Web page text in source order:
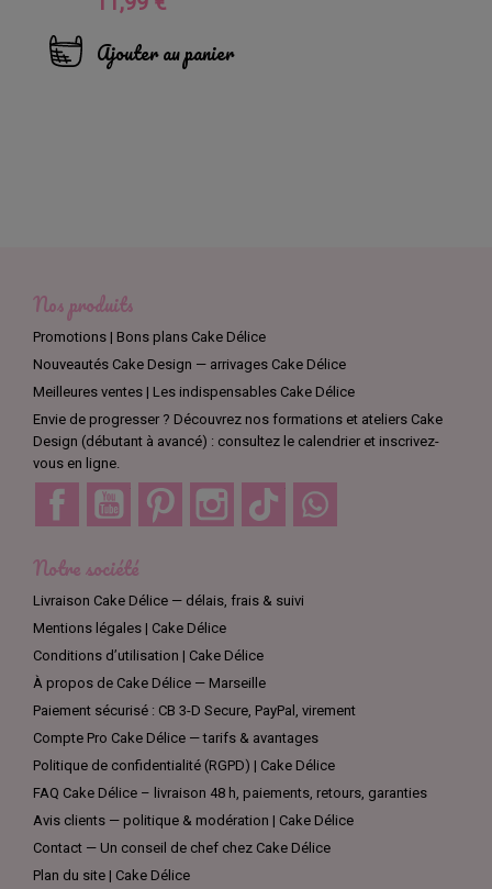
Ajouter au panier
Nos produits
Promotions | Bons plans Cake Délice
Nouveautés Cake Design — arrivages Cake Délice
Meilleures ventes | Les indispensables Cake Délice
Envie de progresser ? Découvrez nos formations et ateliers Cake
Design (débutant à avancé) : consultez le calendrier et inscrivez-
vous en ligne.
Facebook YouTube Pinterest Instagram TikTok
Notre société
Livraison Cake Délice — délais, frais & suivi
Mentions légales | Cake Délice
Conditions d’utilisation | Cake Délice
À propos de Cake Délice — Marseille
Paiement sécurisé : CB 3-D Secure, PayPal, virement
Compte Pro Cake Délice — tarifs & avantages
Politique de confidentialité (RGPD) | Cake Délice
FAQ Cake Délice – livraison 48 h, paiements, retours, garanties
Avis clients — politique & modération | Cake Délice
Contact — Un conseil de chef chez Cake Délice
Plan du site | Cake Délice